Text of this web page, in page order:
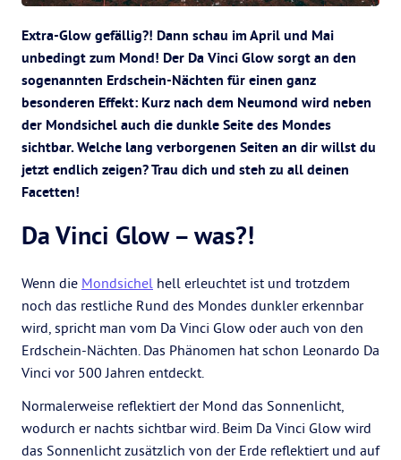
Extra-Glow gefällig?! Dann schau im April und Mai
unbedingt zum Mond! Der Da Vinci Glow sorgt an den
sogenannten Erdschein-Nächten für einen ganz
besonderen Effekt: Kurz nach dem Neumond wird neben
der Mondsichel auch die dunkle Seite des Mondes
sichtbar. Welche lang verborgenen Seiten an dir willst du
jetzt endlich zeigen? Trau dich und steh zu all deinen
Facetten!
Da Vinci Glow – was?!
Wenn die Mondsichel hell erleuchtet ist und trotzdem
noch das restliche Rund des Mondes dunkler erkennbar
wird, spricht man vom Da Vinci Glow oder auch von den
Erdschein-Nächten. Das Phänomen hat schon Leonardo Da
Vinci vor 500 Jahren entdeckt.
Normalerweise reflektiert der Mond das Sonnenlicht,
wodurch er nachts sichtbar wird. Beim Da Vinci Glow wird
das Sonnenlicht zusätzlich von der Erde reflektiert und auf